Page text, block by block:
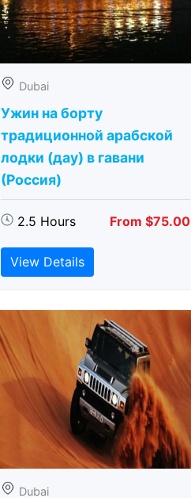
Dubai
Ужин на борту
традиционной арабской
лодки (дау) в гавани
(Россия)
2.5 Hours From $75.00
View Details
Dubai